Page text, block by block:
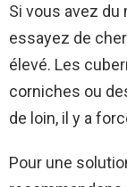
Si vous avez du
essayez de
élevé. Les
corniches ou
de loin, il y a
Pour une